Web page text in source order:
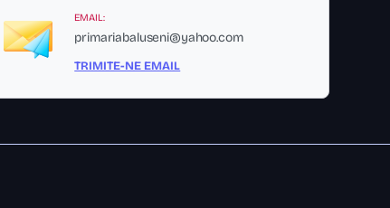
EMAIL:
primariabaluseni@yahoo.com
TRIMITE-NE EMAIL